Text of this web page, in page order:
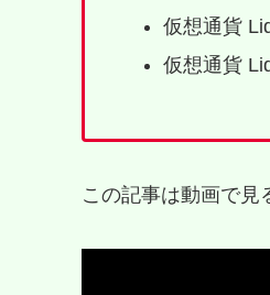
仮想通貨
仮想通貨
この記事は動画で見